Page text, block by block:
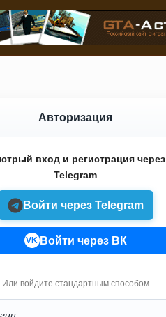
Авторизация
вход и регистрация через
Telegram
Войти через Telegram
VK Войти через ВК
Или войдите стандартным способом